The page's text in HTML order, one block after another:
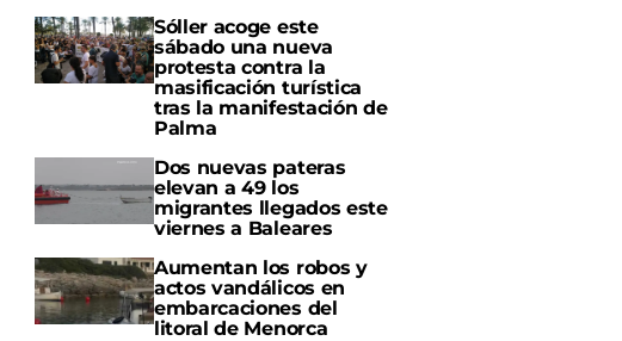
Sóller acoge este
sábado una nueva
protesta contra la
masificación turística
tras la manifestación de
Palma
Dos nuevas pateras
elevan a 49 los
migrantes llegados este
viernes a Baleares
Aumentan los robos y
actos vandálicos en
embarcaciones del
litoral de Menorca